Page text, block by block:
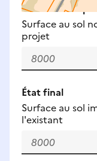
Nouveaux
Surface au sol
projet
État final
Surface au sol
l'existant